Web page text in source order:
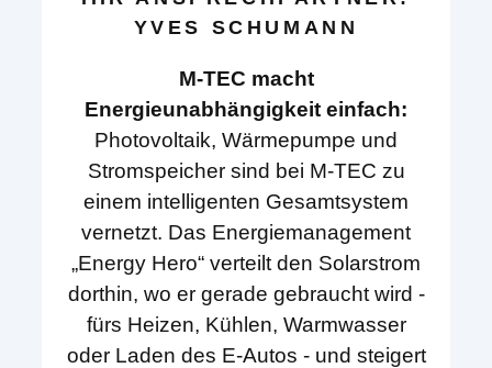
YVES SCHUMANN
M-TEC macht
Energieunabhängigkeit einfach:
Photovoltaik, Wärmepumpe und
Stromspeicher sind bei M-TEC zu
einem intelligenten Gesamtsystem
vernetzt. Das Energiemanagement
„Energy Hero“ verteilt den Solarstrom
dorthin, wo er gerade gebraucht wird -
fürs Heizen, Kühlen, Warmwasser
oder Laden des E-Autos - und steigert